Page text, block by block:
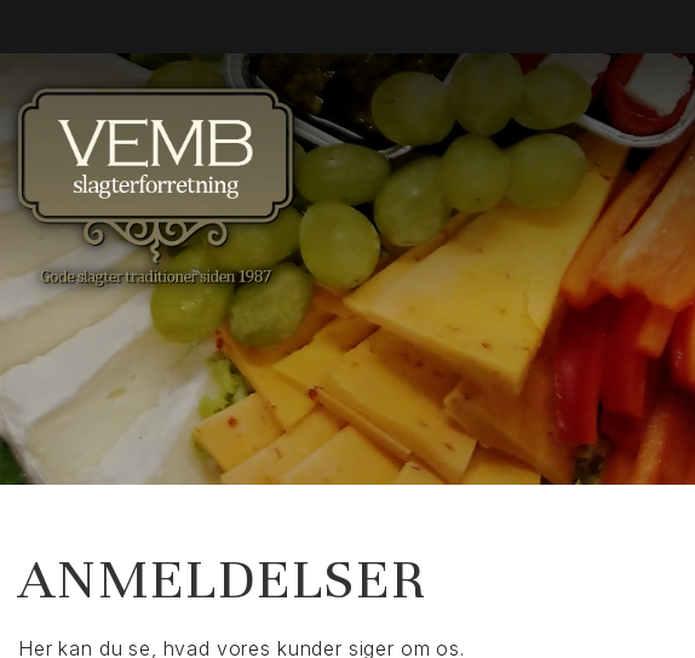
ANMELDELSER
Her kan du se, hvad vores kunder siger om os.